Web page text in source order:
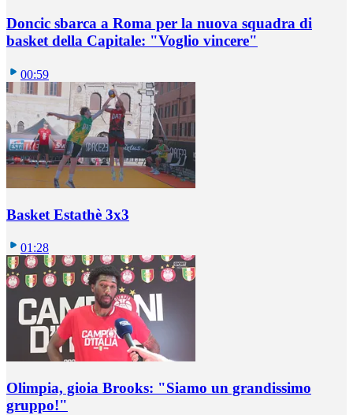
Doncic sbarca a Roma per la nuova squadra di
basket della Capitale: "Voglio vincere"
00:59
Basket Estathè 3x3
01:28
Olimpia, gioia Brooks: "Siamo un grandissimo
gruppo!"